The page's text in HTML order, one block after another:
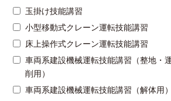
玉掛け技能講習
小型移動式クレーン運転技能講習
床上操作式クレーン運転技能講習
車両系建設機械運転技能講習（整地・
削用）
車両系建設機械運転技能講習（解体用）